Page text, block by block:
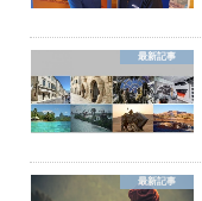
最新記事
最新記事